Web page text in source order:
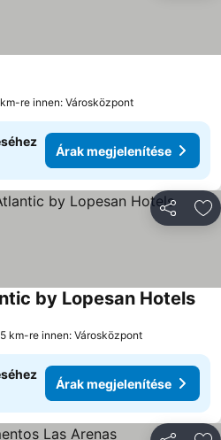
re innen: Városközpont
Árak megjelenítése
by Lopesan Hotels
km-re innen: Városközpont
Árak megjelenítése